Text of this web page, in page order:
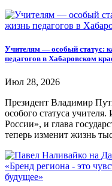
Учителям — особый статус:
педагогов в Хабаровском
Июл 28, 2026
Президент Владимир
особого статуса
России», и глава
теперь изменит жизнь